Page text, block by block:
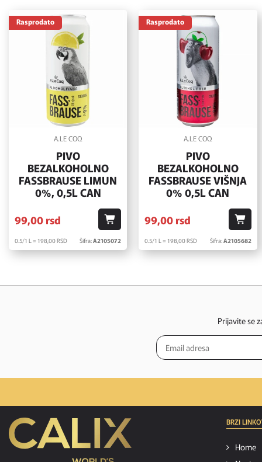
Rasprodato
A.LE COQ
PIVO
BEZALKOHOLNO
FASSBRAUSE LIMUN
0%, 0,5L CAN
99,00rsd
0.5/1 L = 198,00RSD Šifra:A2105072
Rasprodato
A.LE COQ
PIVO
BEZALKOHOLNO
FASSBRAUSE VIŠNJA
0% 0,5L CAN
99,00rsd
0.5/1 L = 198,00RSD Šifra:A2105682
Prijavite se
BRZI
Home